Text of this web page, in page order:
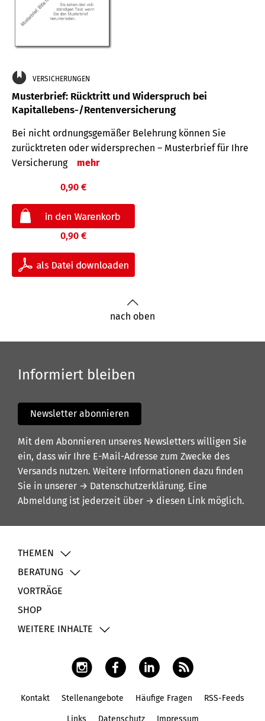
VERSICHERUNGEN
Musterbrief: Rücktritt und Widerspruch bei
Kapitallebens-/Rentenversicherung
Bei nicht ordnungsgemäßer Belehrung können Sie
zurücktreten oder widersprechen – Musterbrief für Ihre
Versicherung
mehr
0,90 €
0,90 €
nach oben
Informiert bleiben
Newsletter abonnieren
Mit dem Abonnieren unseres Newsletters willigen Sie
ein, dass wir Ihre E-Mail-Adresse zum Zwecke des
Versands nutzen. Weitere Informationen dazu finden
Sie in unserer → Datenschutzerklärung. Eine
Abmeldung ist jederzeit über → diesen Link möglich.
THEMEN
BERATUNG
VORTRÄGE
SHOP
WEITERE INHALTE
Kontakt Stellenangebote Häufige Fragen RSS-Feeds